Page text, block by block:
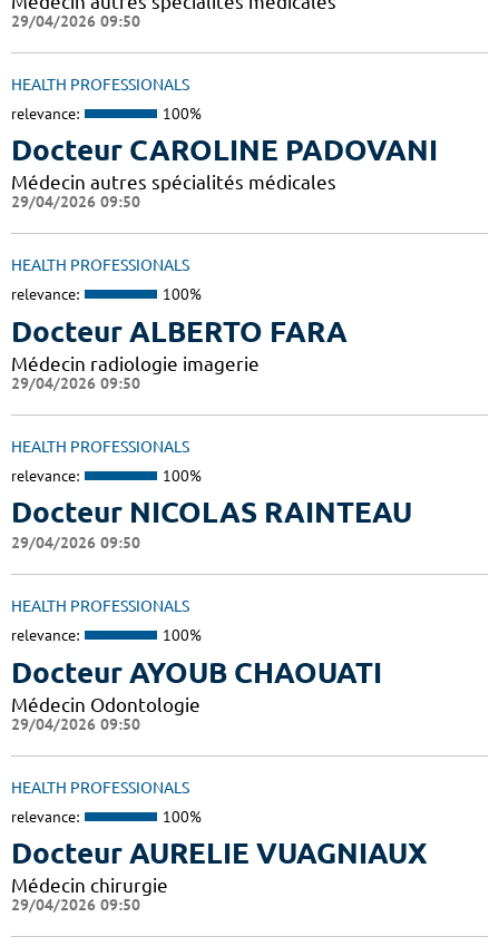
29/04/2026 09:50
HEALTH PROFESSIONALS
relevance: 100%
Docteur CAROLINE PADOVANI
Médecin autres spécialités médicales
29/04/2026 09:50
HEALTH PROFESSIONALS
relevance: 100%
Docteur ALBERTO FARA
Médecin radiologie imagerie
29/04/2026 09:50
HEALTH PROFESSIONALS
relevance: 100%
Docteur NICOLAS RAINTEAU
29/04/2026 09:50
HEALTH PROFESSIONALS
relevance: 100%
Docteur AYOUB CHAOUATI
Médecin Odontologie
29/04/2026 09:50
HEALTH PROFESSIONALS
relevance: 100%
Docteur AURELIE VUAGNIAUX
Médecin chirurgie
29/04/2026 09:50